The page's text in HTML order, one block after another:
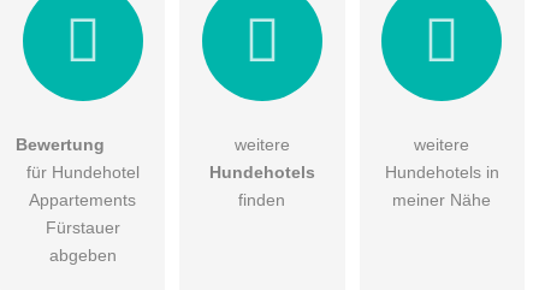
Die Datenschutzerklärunghabe ich zur Kenntnis genommen.
öffentliche Frage stellen
Bewertung
für Hundehotel
Appartements
Fürstauer
abgeben
weitere
Hundehotels
finden
weitere
Hundehotels in
meiner Nähe